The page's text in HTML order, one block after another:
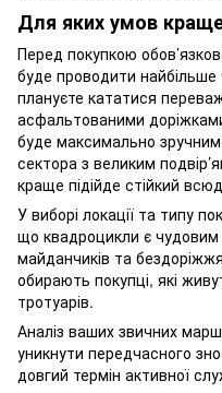
Для яких умов
Перед покупкою
буде проводити
плануєте кататися
асфальтованими
буде максимально
сектора з великим
краще підійде стійкий
У виборі локації та типу
що квадроцикли є
майданчиків та
обирають покупці, які
тротуарів.
Аналіз ваших звичних
уникнути передчасного
довгий термін активної